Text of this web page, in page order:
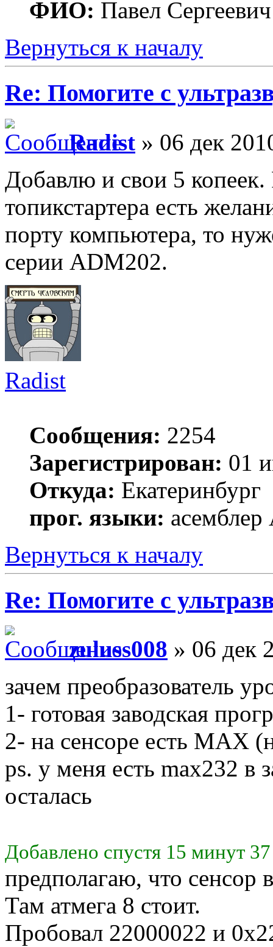
ФИО: Павел Сергеевич
Вернуться к началу
Re: Помогите с
Radist » 06 дек
Добавлю и свои 5
топикстартера есть
порту компьютера, то
серии ADM202.
Radist
Сообщения: 2254
Зарегистрирован: 01
Откуда: Екатеринбург
прог. языки: асемблер
Вернуться к началу
Re: Помогите с
zuluss008 » 06 дек
зачем преобразователь
1- готовая заводская
2- на сенсоре есть MAX
ps. у меня есть max232 в
осталась
Добавлено спустя 15 минут
предполагаю, что
Там атмега 8 стоит.
Пробовал 22000022 и